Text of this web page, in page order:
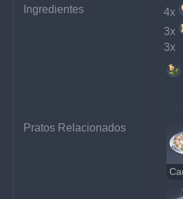
Ingredientes 4x
3x
3x
Pratos Relacionados